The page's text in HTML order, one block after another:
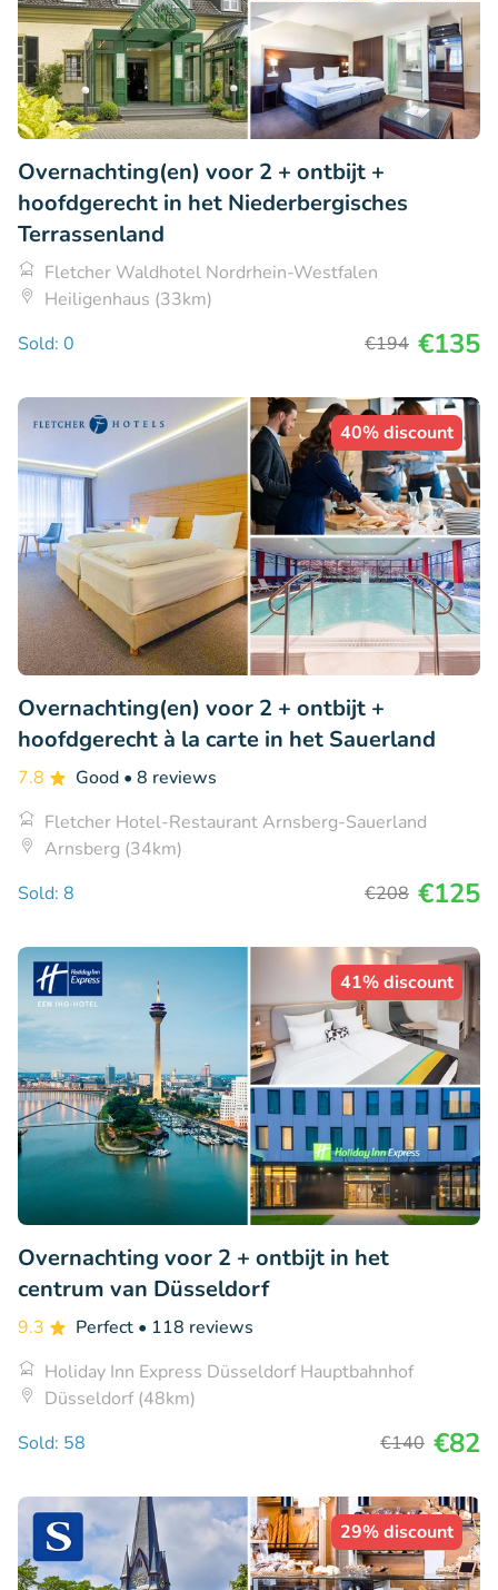
Overnachting(en) voor 2 + ontbijt +
hoofdgerecht in het Niederbergisches
Terrassenland
Fletcher Waldhotel Nordrhein-Westfalen
Heiligenhaus (33km)
Sold: 0
€194 €135
40% discount
Overnachting(en) voor 2 + ontbijt +
hoofdgerecht à la carte in het Sauerland
7.8 Good • 8 reviews
Fletcher Hotel-Restaurant Arnsberg-Sauerland
Arnsberg (34km)
Sold: 8
€208 €125
41% discount
Overnachting voor 2 + ontbijt in het
centrum van Düsseldorf
9.3 Perfect • 118 reviews
Holiday Inn Express Düsseldorf Hauptbahnhof
Düsseldorf (48km)
Sold: 58
€140 €82
29% discount